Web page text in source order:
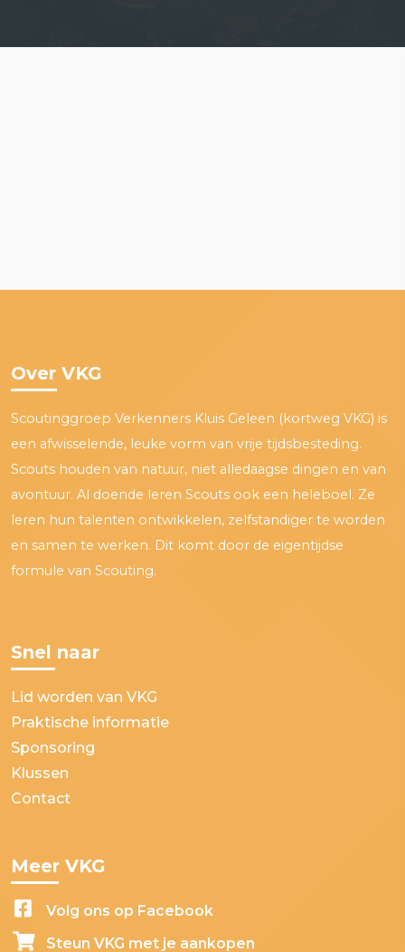
Over VKG
Scoutinggroep Verkenners Kluis Geleen (kortweg VKG) is
een afwisselende, leuke vorm van vrije tijdsbesteding.
Scouts houden van natuur, niet alledaagse dingen en van
avontuur. Al doende leren Scouts ook een heleboel. Ze
leren hun talenten ontwikkelen, zelfstandiger te worden
en samen te werken. Dit komt door de eigentijdse
formule van Scouting.
Snel naar
Lid worden van VKG
Praktische informatie
Sponsoring
Klussen
Contact
Meer VKG
Volg ons op Facebook
Steun VKG met je aankopen